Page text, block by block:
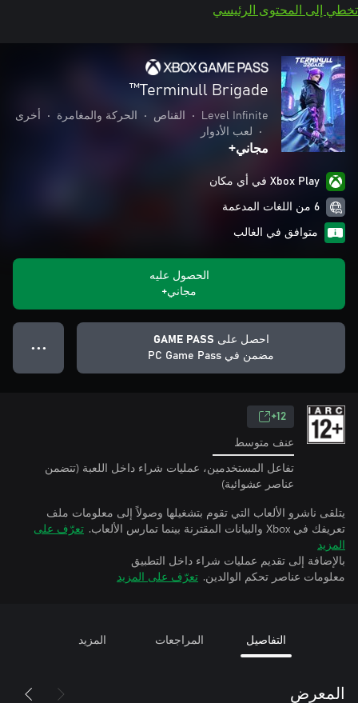
تخطي إلى المحتوى الرئيسي
Terminull Brigade™
Level Infinite
• القناص • الحركة والمغامرة •
أخرى
•
لعب الأدوار
مجاني+
Xbox Play في أي مكان
6 من اللغات المدعمة
متوافق في الغالب
الحصول عليه
مجاني+
احصل على GAME PASS
مضمن في PC Game Pass
● ● ●
12+
عنف متوسط
تفاعل المستخدمين، عمليات شراء داخل اللعبة (تتضمن
عناصر عشوائية)
يتلقى ناشرو الألعاب التي تقوم بتشغيلها وصولاً إلى معلومات ملف
تعريفك في Xbox والبيانات المقترنة بينما تمارس الألعاب.
تعرّف على
المزيد
بالإضافة إلى تقديم عمليات شراء داخل التطبيق
معلومات عناصر تحكم الوالدين. تعرّف على المزيد
التفاصيل المراجعات المزيد
المعرض